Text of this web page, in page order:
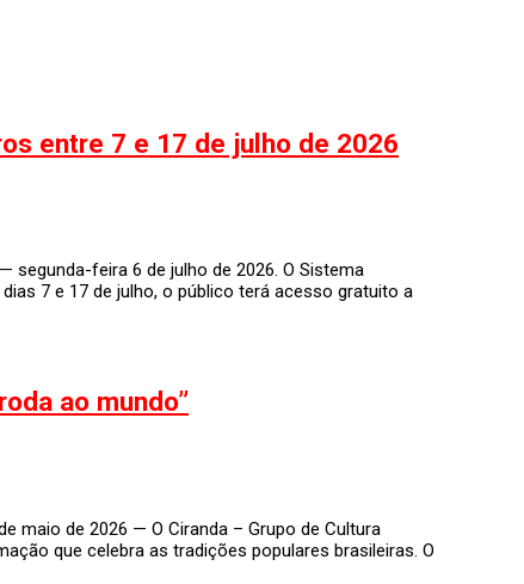
entre 7 e 17 de julho de 2026
segunda-feira 6 de julho de 2026. O Sistema
7 e 17 de julho, o público terá acesso gratuito a
ao mundo”
maio de 2026 — O Ciranda – Grupo de Cultura
que celebra as tradições populares brasileiras. O